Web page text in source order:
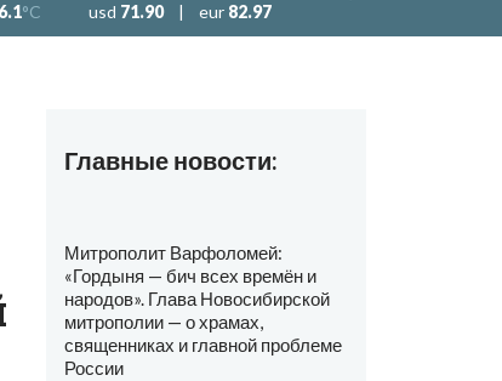
°C usd 71.90 | eur 82.97
Главные новости:
Митрополит Варфоломей:
«Гордыня — бич всех времён и
народов». Глава Новосибирской
митрополии — о храмах,
священниках и главной проблеме
России